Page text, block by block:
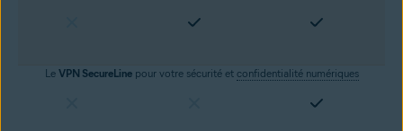
Le VPN SecureLinepour votre sécurité et confidentialité numériques